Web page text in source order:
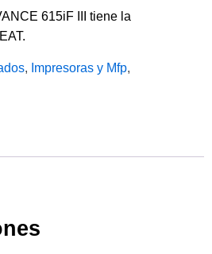
615iF III tiene la
, Impresoras y Mfp,